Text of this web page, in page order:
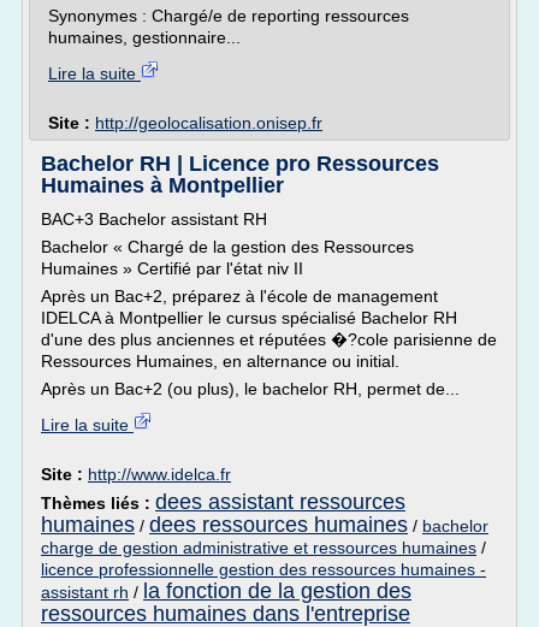
Synonymes : Chargé/e de reporting ressources
humaines, gestionnaire...
Lire la suite
Site : http://geolocalisation.onisep.fr
Bachelor RH | Licence pro Ressources
Humaines à Montpellier
BAC+3 Bachelor assistant RH
Bachelor « Chargé de la gestion des Ressources
Humaines » Certifié par l'état niv II
Après un Bac+2, préparez à l'école de management
IDELCA à Montpellier le cursus spécialisé Bachelor RH
d'une des plus anciennes et réputées �?cole parisienne de
Ressources Humaines, en alternance ou initial.
Après un Bac+2 (ou plus), le bachelor RH, permet de...
Lire la suite
Site : http://www.idelca.fr
Thèmes liés : dees assistant ressources
humaines / dees ressources humaines / bachelor
charge de gestion administrative et ressources humaines /
licence professionnelle gestion des ressources humaines -
assistant rh / la fonction de la gestion des
ressources humaines dans l'entreprise